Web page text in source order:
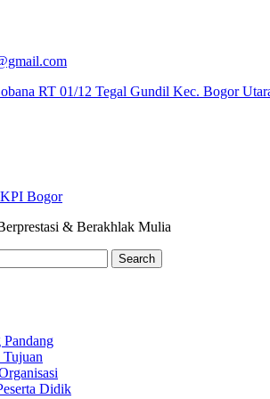
RT 01/12 Tegal Gundil Kec. Bogor
Bogor
& Berakhlak Mulia
Pandang
Didik